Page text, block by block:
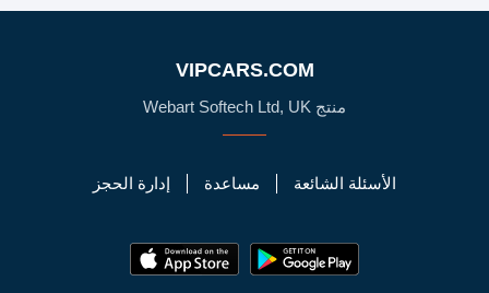
VIPCARS.COM
منتج Webart Softech Ltd, UK
الأسئلة الشائعة مساعدة إدارة الحجز